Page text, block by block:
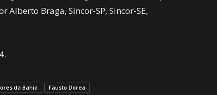
Alberto Braga, Sincor-SP, Sincor-SE,
da Bahia
Fausto Dorea